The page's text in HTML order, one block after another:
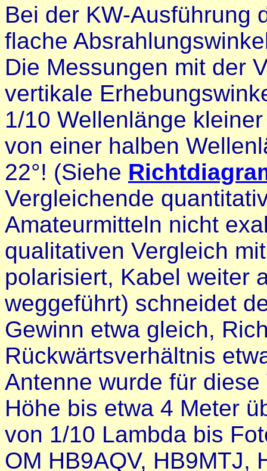
Bei der KW-Ausführung
flache
Die Messungen mit der
vertikale
1/10 Wellenlänge
von einer halben
22°! (Siehe
Vergleichende
Amateurmitteln nicht
qualitativen Vergleich
polarisiert, Kabel weiter
weggeführt) schneidet
Gewinn etwa gleich,
Rückwärtsverhältnis
Antenne wurde für
Höhe bis etwa 4 Meter
von 1/10 Lambda bis
OM HB9AQV, HB9MTJ,